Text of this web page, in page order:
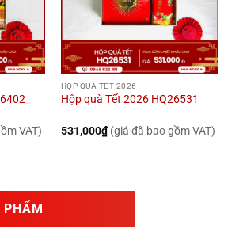
VAT)
HỘP QUÀ TẾT 2026
Hộp quà Tết 2026 HQ26531
531,000₫ (giá đã bao gồm VAT)
PHẨM